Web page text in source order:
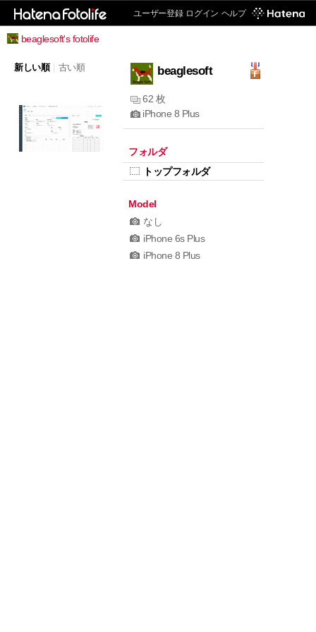
ユーザー登録 ログイン ヘルプ
beaglesoft's fotolife
新しい順 古い順 beaglesoft
62 枚
iPhone 8 Plus
フォルダ
トップフォルダ
Model
なし
iPhone 6s Plus
iPhone 8 Plus